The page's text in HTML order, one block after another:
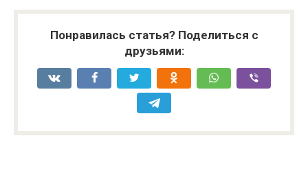
Понравилась статья? Поделиться с
друзьями: